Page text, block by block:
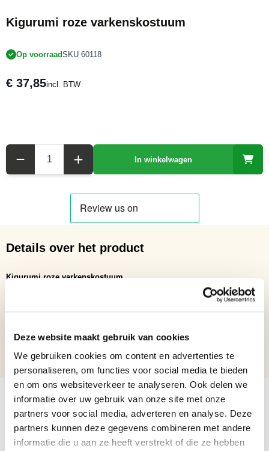
Deze website maakt gebruik van cookies
We gebruiken cookies om content en advertenties te
personaliseren, om functies voor social media te bieden
en om ons websiteverkeer te analyseren. Ook delen we
informatie over uw gebruik van onze site met onze
partners voor social media, adverteren en analyse. Deze
partners kunnen deze gegevens combineren met andere
informatie die u aan ze heeft verstrekt of die ze hebben
Kigurumi roze varkenskostuum
Op voorraadSKU 60118
€ 37,85incl. BTW
In winkelwagen
Details over het product
Kigurumi roze varkenskostuum
Kigurumi roze varkenskostuum voor volwassenen met twee zakken aan
Materiaal: zeer zachte pluche.